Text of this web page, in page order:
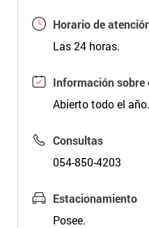
Horario de
Las 24 horas.
Información sobre
Abierto todo el año.
Consultas
054-850-4203
Estacionamiento
Posee.